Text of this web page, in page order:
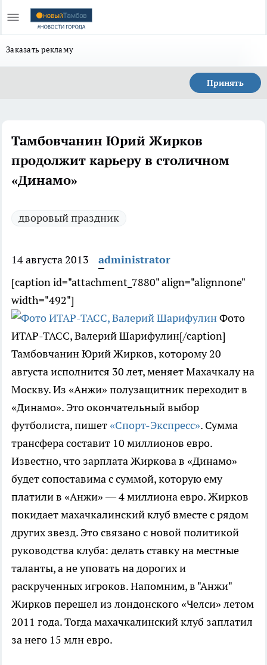
Заказать рекламу
Принять
Тамбовчанин Юрий Жирков
продолжит карьеру в столичном
«Динамо»
дворовый праздник
14 августа 2013
administrator
[caption id="attachment_7880" align="alignnone"
width="492"]
Фото
ИТАР-ТАСС, Валерий Шарифулин[/caption]
Тамбовчанин Юрий Жирков, которому 20
августа исполнится 30 лет, меняет Махачкалу на
Москву. Из «Анжи» полузащитник переходит в
«Динамо». Это окончательный выбор
футболиста, пишет «Спорт-Экспресс». Сумма
трансфера составит 10 миллионов евро.
Известно, что зарплата Жиркова в «Динамо»
будет сопоставима с суммой, которую ему
платили в «Анжи» — 4 миллиона евро. Жирков
покидает махачкалинский клуб вместе с рядом
других звезд. Это связано с новой политикой
руководства клуба: делать ставку на местные
таланты, а не уповать на дорогих и
раскрученных игроков. Напомним, в "Анжи"
Жирков перешел из лондонского «Челси» летом
2011 года. Тогда махачкалинский клуб заплатил
за него 15 млн евро.